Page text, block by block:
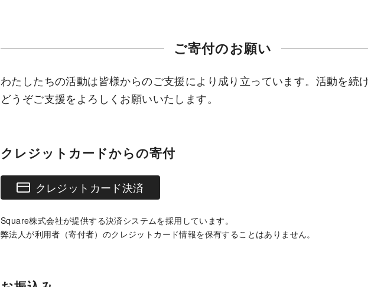
ご寄付のお願い
わたしたちの活動は皆様からのご支援により成り立っています。活動を続
どうぞご支援をよろしくお願いいたします。
クレジットカードからの寄付
クレジットカード決済
Square株式会社が提供する決済システムを採用しています。
弊法人が利用者（寄付者）のクレジットカード情報を保有することはありません。